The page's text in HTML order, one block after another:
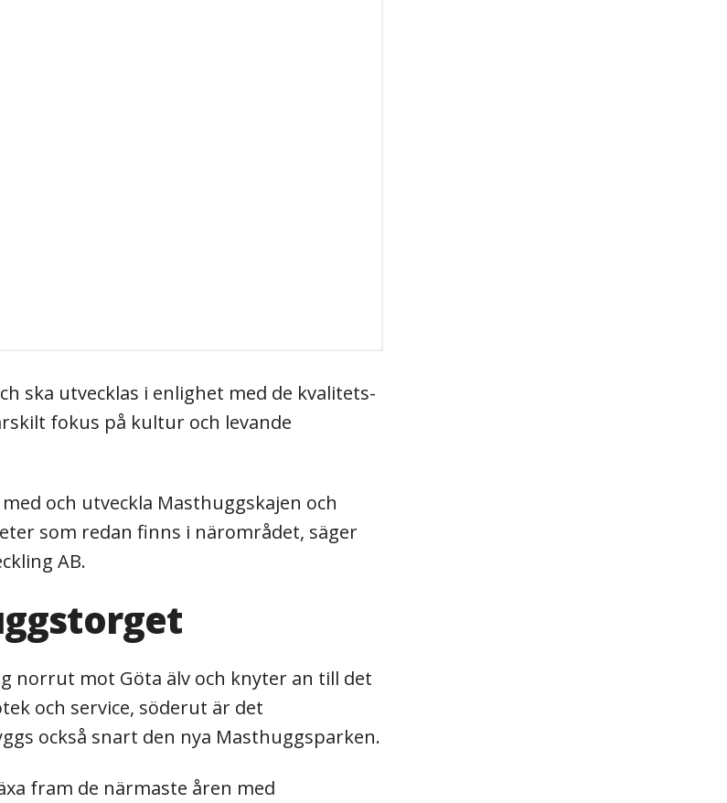
ska utvecklas i enlighet med de kvalitets-
fokus på kultur och levande
och utveckla Masthuggskajen och
som redan finns i närområdet, säger
AB.
norrut mot Göta älv och knyter an till det
och service, söderut är det
också snart den nya Masthuggsparken.
fram de närmaste åren med